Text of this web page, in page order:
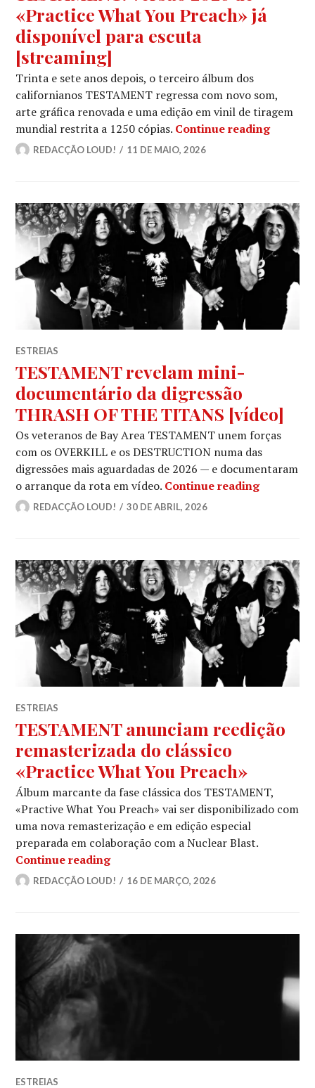
«Practice What You Preach» já
disponível para escuta
[streaming]
Trinta e sete anos depois, o terceiro álbum dos
californianos TESTAMENT regressa com novo som,
arte gráfica renovada e uma edição em vinil de tiragem
mundial restrita a 1250 cópias. Continue reading
REDACÇÃO LOUD! 11 DE MAIO, 2026
ESTREIAS
TESTAMENT revelam mini-
documentário da digressão
THRASH OF THE TITANS [vídeo]
Os veteranos de Bay Area TESTAMENT unem forças
com os OVERKILL e os DESTRUCTION numa das
digressões mais aguardadas de 2026 — e documentaram
o arranque da rota em vídeo. Continue reading
REDACÇÃO LOUD! 30 DE ABRIL, 2026
ESTREIAS
TESTAMENT anunciam reedição
remasterizada do clássico
«Practice What You Preach»
Álbum marcante da fase clássica dos TESTAMENT,
«Practive What You Preach» vai ser disponibilizado com
uma nova remasterização e em edição especial
preparada em colaboração com a Nuclear Blast.
Continue readingTESTAMENT anunciam reedição
REDACÇÃO LOUD! 16 DE MARÇO, 2026
ESTREIAS